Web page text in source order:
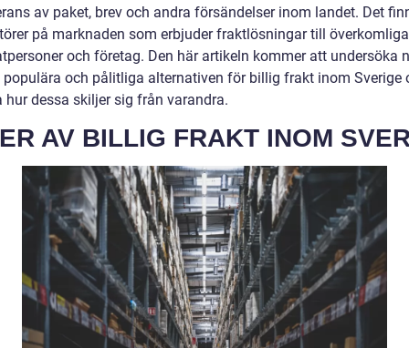
av paket, brev och andra försändelser inom landet. Det
på marknaden som erbjuder fraktlösningar till
och företag. Den här artikeln kommer att undersöka
populära och pålitliga alternativen för billig frakt inom Sverige
hur dessa skiljer sig från varandra.
AV BILLIG FRAKT INOM